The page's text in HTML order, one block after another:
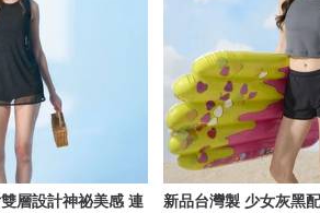
層設計神祕美感 連
新品台灣製 少女灰黑